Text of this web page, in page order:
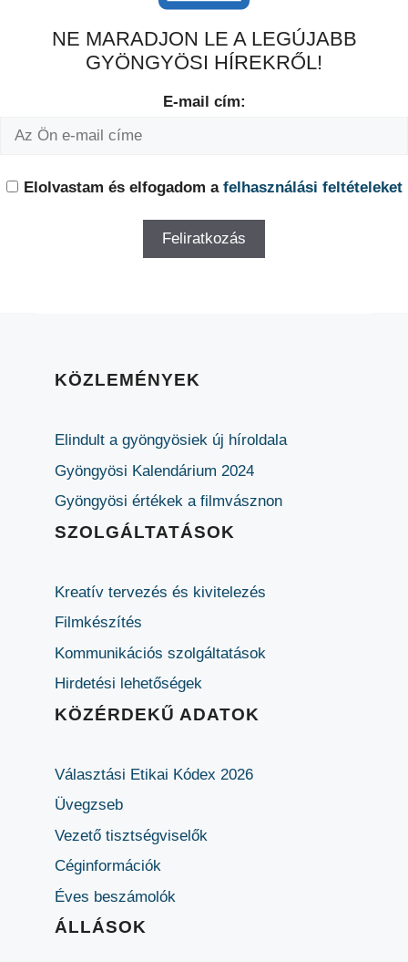
NE MARADJON LE A LEGÚJABB
GYÖNGYÖSI HÍREKRŐL!
E-mail cím:
Elolvastam és elfogadom a felhasználási feltételeket
KÖZLEMÉNYEK
Elindult a gyöngyösiek új híroldala
Gyöngyösi Kalendárium 2024
Gyöngyösi értékek a filmvásznon
SZOLGÁLTATÁSOK
Kreatív tervezés és kivitelezés
Filmkészítés
Kommunikációs szolgáltatások
Hirdetési lehetőségek
KÖZÉRDEKŰ ADATOK
Választási Etikai Kódex 2026
Üvegzseb
Vezető tisztségviselők
Céginformációk
Éves beszámolók
ÁLLÁSOK